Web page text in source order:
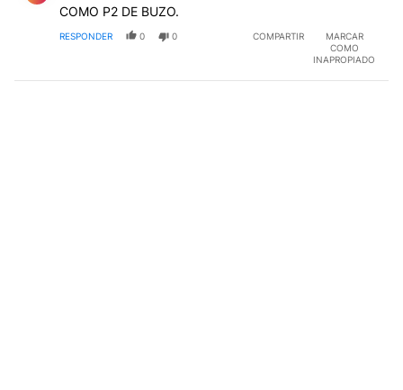
COMO P2 DE BUZO.
RESPONDER 0 0 COMPARTIR
MARCAR
COMO
INAPROPIADO